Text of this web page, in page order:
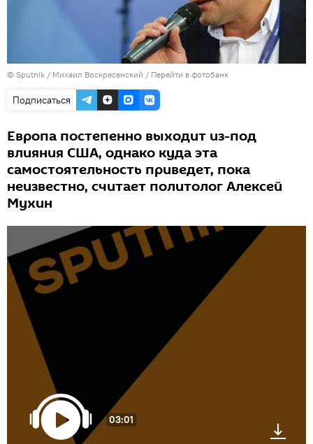
© Sputnik / Михаил Воскресенский / Перейти в фотобанк
Подписаться
Европа постепенно выходит из-под
влияния США, однако куда эта
самостоятельность приведет, пока
неизвестно, считает политолог Алексей
Мухин
03:01